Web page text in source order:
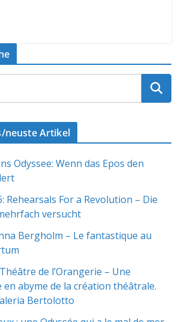
neuste Artikel
Odyssee: Wenn das Epos den
Rehearsals For a Revolution – Die
versucht
Bergholm – Le fantastique au
de l’Orangerie – Une
abyme de la création théâtrale.
Bertolotto